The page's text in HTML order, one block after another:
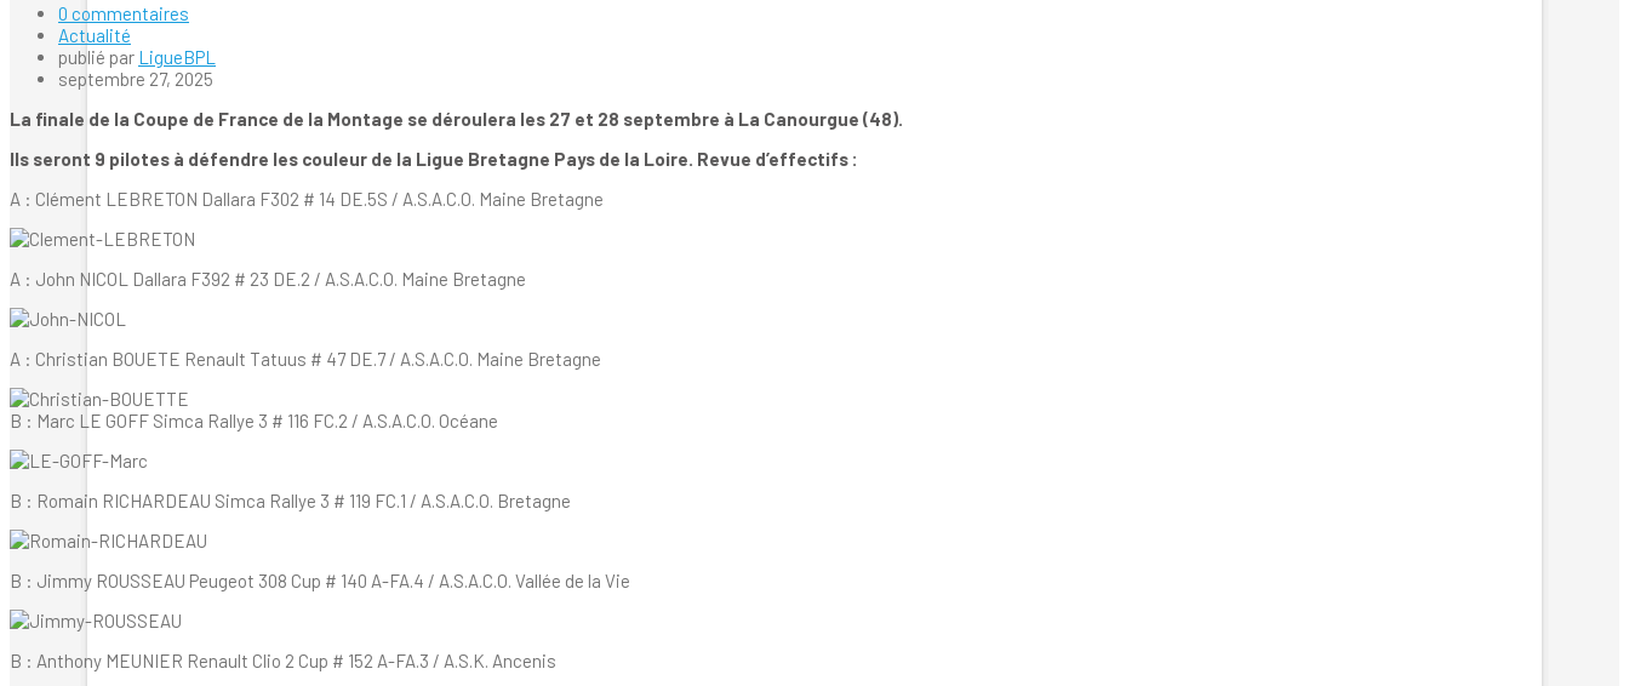
0 commentaires
Actualité
publié par LigueBPL
septembre 27, 2025
La finale de la Coupe de France de la Montage se déroulera les 27 et 28 septembre à La Canourgue (48).
Ils seront 9 pilotes à défendre les couleur de la Ligue Bretagne Pays de la Loire. Revue d’effectifs :
A : Clément LEBRETON Dallara F302 # 14 DE.5S / A.S.A.C.O. Maine Bretagne
A : John NICOL Dallara F392 # 23 DE.2 / A.S.A.C.O. Maine Bretagne
A : Christian BOUETE Renault Tatuus # 47 DE.7 / A.S.A.C.O. Maine Bretagne
B : Marc LE GOFF Simca Rallye 3 # 116 FC.2 / A.S.A.C.O. Océane
B : Romain RICHARDEAU Simca Rallye 3 # 119 FC.1 / A.S.A.C.O. Bretagne
B : Jimmy ROUSSEAU Peugeot 308 Cup # 140 A-FA.4 / A.S.A.C.O. Vallée de la Vie
B : Anthony MEUNIER Renault Clio 2 Cup # 152 A-FA.3 / A.S.K. Ancenis